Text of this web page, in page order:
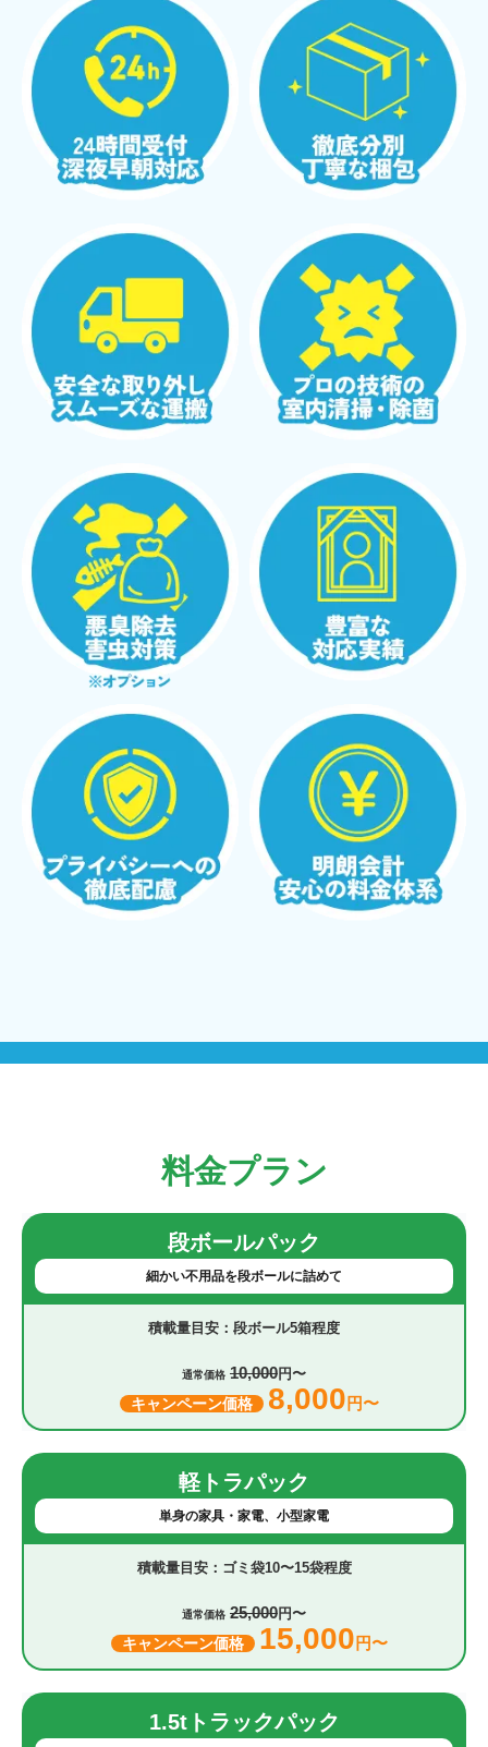
料金プラン
段ボールパック
細かい不用品を段ボールに詰めて
段ボール5箱程度
通常価格 10,000円〜
キャンペーン価格 8,000 円〜
軽トラパック
単身の家具・家電、小型家電
ゴミ袋10〜15袋程度
通常価格 25,000円〜
キャンペーン価格 15,000 円〜
1.5tトラックパック